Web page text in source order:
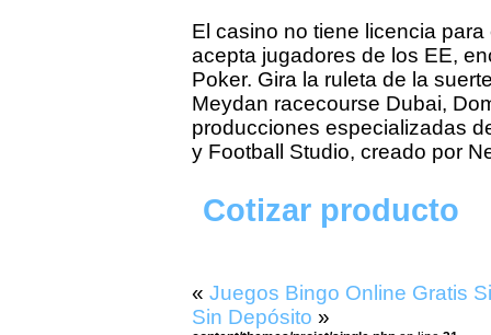
El casino no tiene licencia
acepta jugadores de los EE,
Poker. Gira la ruleta de la
Meydan racecourse Dubai,
producciones especializadas
y Football Studio, creado por
Cotizar producto
« Juegos Bingo Online Gratis
Sin Depósito »